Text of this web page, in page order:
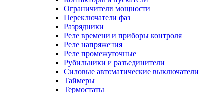
Ограничители мощности
Переключатели фаз
Разрядники
Реле времени и приборы контроля
Реле напряжения
Реле промежуточные
Рубильники и разъединители
Силовые автоматические выключатели
Таймеры
Термостаты